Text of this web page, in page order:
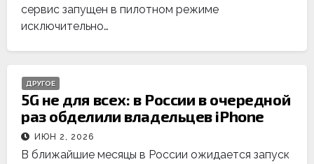
сервис запущен в пилотном режиме
исключительно…
ДРУГОЕ
5G не для всех: в России в очередной
раз обделили владельцев iPhone
ИЮН 2, 2026
В ближайшие месяцы в России ожидается запуск